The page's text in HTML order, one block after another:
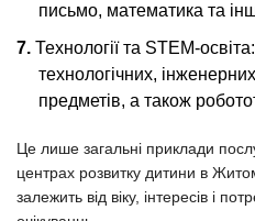
письмо, математика та
Технології та STEM-
технологічних,
предметів, а також
Це лише загальні приклади
центрах розвитку дитини в
залежить від віку, інтересів і